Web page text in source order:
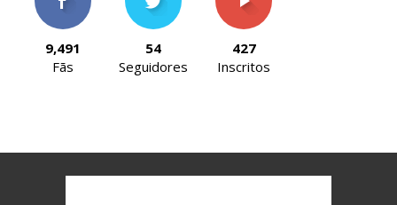
9,491
Fãs
54
Seguidores
427
Inscritos